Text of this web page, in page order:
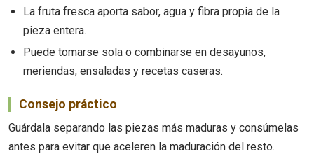
La fruta fresca aporta sabor, agua y fibra propia de la
pieza entera.
Puede tomarse sola o combinarse en desayunos,
meriendas, ensaladas y recetas caseras.
Consejo práctico
Guárdala separando las piezas más maduras y consúmelas
antes para evitar que aceleren la maduración del resto.